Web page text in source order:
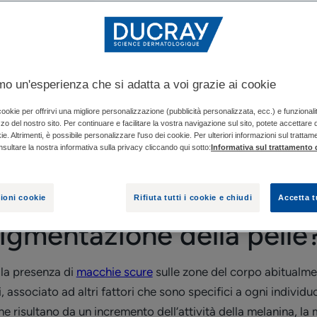
CHE COS’È LA MASCHERA DELLA GRAVIDANZA
molto comune; non è infettiva né contagiosa, ma può
vita di chi ne soffre a causa del suo carattere visibile e
affinché tu possa esplorarne le
macchie scure.
della
presenza di macchie scuresulle zone del corpo
associato ad altri fattori che sono specifici a ogni
risultano da un incremento dell’attività della melanina, la
un'esperienza che si adatta a voi grazie ai cookie
per offrirvi una migliore personalizzazione (pubblicità personalizzata, ecc.) e
del nostro sito. Per continuare e facilitare la vostra navigazione sul sito, potete accettare
Altrimenti, è possibile personalizzare l'uso dei cookie. Per ulteriori informazioni sul
la nostra informativa sulla privacy cliccando qui sotto:Informativa sul trattamento
cookie Rifiuta tutti i cookie e chiudi Accetta